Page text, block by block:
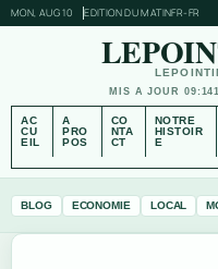
MON, AUG 10 EDITION DU MATINFR-FR
MIS A JOUR 09:14
AC
CU
EIL
A
PRO
POS
CO
NTA
CT
NOTRE
HISTOIR
E
BLOG ECONOMIE LOCAL